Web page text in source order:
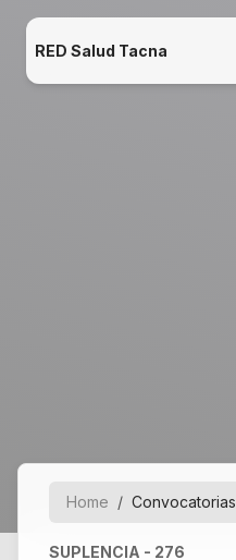
RED Salud Tacna
Home Convocatorias
SUPLENCIA - 276